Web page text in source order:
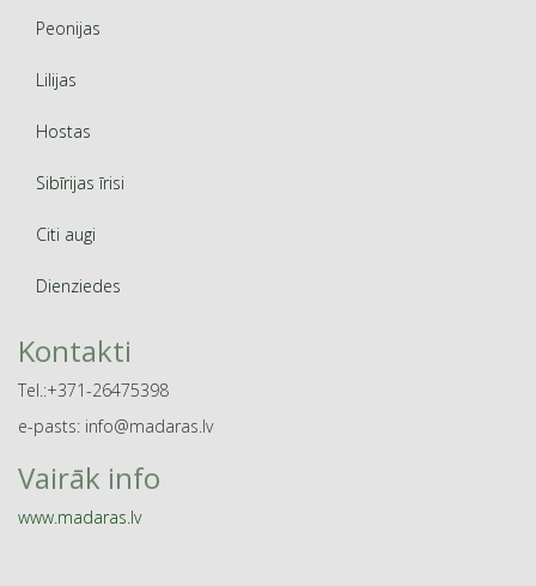
Peonijas
Lilijas
Hostas
Sibīrijas īrisi
Citi augi
Dienziedes
Kontakti
Tel.:+371-26475398
e-pasts: info@madaras.lv
Vairāk info
www.madaras.lv